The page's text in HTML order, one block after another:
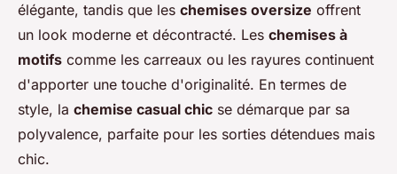
élégante, tandis que les chemises oversize offrent
un look moderne et décontracté. Les chemises à
motifs comme les carreaux ou les rayures continuent
d'apporter une touche d'originalité. En termes de
style, la chemise casual chic se démarque par sa
polyvalence, parfaite pour les sorties détendues mais
chic.